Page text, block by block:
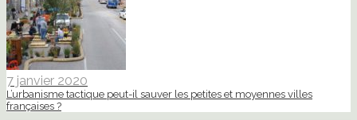
7 janvier 2020
L’urbanisme tactique peut-il sauver les petites et moyennes villes
françaises ?